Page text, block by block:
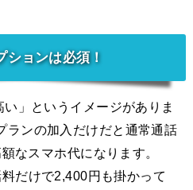
ションは必須！
い」というイメージがありま
ランの加入だけだと通常通話
なスマホ代になります。
だけで2,400円も掛かって